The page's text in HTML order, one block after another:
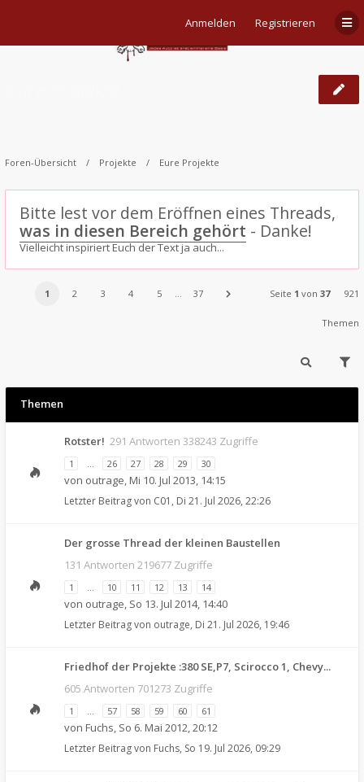
Anmelden Registrieren
Foren-Übersicht Projekte Eure Projekte
Bitte lest vor dem Eröffnen eines Threads,
was in diesen Bereich gehört - Danke!
Vielleicht inspiriert Euch der Text ja auch...
1 2 3 4 5 … 37 Seite 1 von 37 921
Themen
Themen
Rotster! 291 Antworten 338243 Zugriffe
1 … 26 27 28 29 30
von outrage, Mi 10. Jul 2013, 14:15
Letzter Beitrag von C01 , Di 21. Jul 2026, 22:26
Der grosse Thread der kleinen Baustellen
131 Antworten 219677 Zugriffe
1 … 10 11 12 13 14
von outrage, So 13. Jul 2014, 14:40
Letzter Beitrag von outrage, Di 21. Jul 2026, 19:46
Friedhof der Projekte :380 SE,P7, Scirocco 1, Chevy...
605 Antworten 701273 Zugriffe
1 … 57 58 59 60 61
von Fuchs, So 6. Mai 2012, 20:12
Letzter Beitrag von Fuchs, So 19. Jul 2026, 09:29